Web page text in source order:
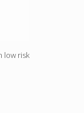
low risk